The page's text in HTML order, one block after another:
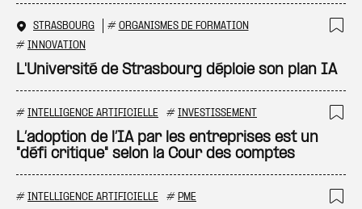
STRASBOURG # ORGANISMES DE FORMATION
# INNOVATION
L'Université de Strasbourg déploie son plan IA
# INTELLIGENCE ARTIFICIELLE # INVESTISSEMENT
L’adoption de l’IA par les entreprises est un
"défi critique" selon la Cour des comptes
# INTELLIGENCE ARTIFICIELLE # PME